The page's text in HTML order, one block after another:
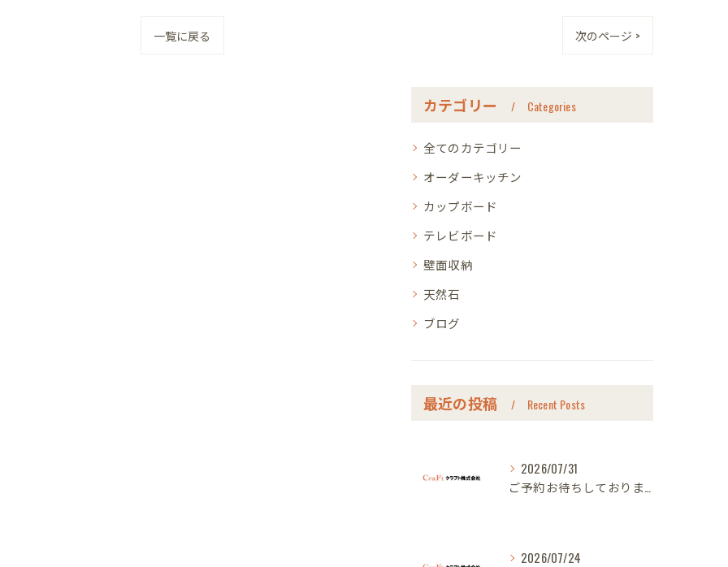
一覧に戻る 次のページ >
カテゴリー Categories
全てのカテゴリー
オーダーキッチン
カップボード
テレビボード
壁面収納
天然石
ブログ
最近の投稿 Recent Posts
2026/07/31
ご予約お待ちしております｜名古屋のオーダー家具ならクラフト
2026/07/24